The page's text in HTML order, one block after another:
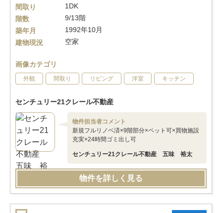
間取り
1DK
階数
9/13階
築年月
1992年10月
建物現況
空家
画像カテゴリ
外観 間取り リビング 洋室 キッチン
センチュリー21クレール不動産
物件担当者コメント
新規フルリノベ済×9階部分×ペット可×買物施設
充実×24時間ゴミ出し可
センチュリー21クレール不動産 五味 裕太
物件を詳しく見る